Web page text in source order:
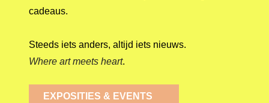
cadeaus.
Steeds iets anders, altijd iets nieuws.
Where art meets heart.
EXPOSITIES & EVENTS